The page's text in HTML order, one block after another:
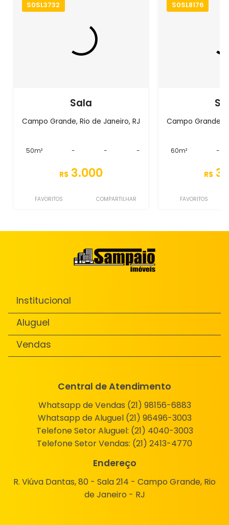
S0SL3732
Sala
Campo Grande, Rio de Janeiro, RJ
50m² - - -
R$ 3.000
FAVORITOS COMPARTILHAR
S0SL8176
Campo Grande,
60m² -
R$
FAVORITOS
Institucional
Aluguel
Vendas
Central de Atendimento
Whatsapp de Vendas (21) 98156-6883
Whatsapp de Aluguel (21) 96496-3003
Telefone Setor Aluguel: (21) 4040-3003
Telefone Setor Vendas: (21) 2413-4770
Endereço
R. Viúva Dantas, 80 - Sala 214 - Campo Grande, Rio
de Janeiro - RJ